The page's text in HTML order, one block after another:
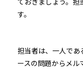
す。
担当者は、一人で
ースの問題からメ